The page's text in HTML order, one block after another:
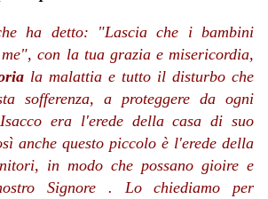
ha detto: "Lascia che i bambini
con la tua grazia e misericordia,
la malattia e tutto il disturbo che
sofferenza, a proteggere da ogni
era l'erede della casa di suo
anche questo piccolo è l'erede della
in modo che possano gioire e
Signore . Lo chiediamo per